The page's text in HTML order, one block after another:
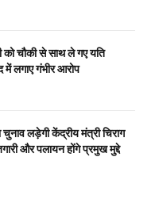
को चौकी से साथ ले गए यति
में लगाए गंभीर आरोप
लड़ेगी केंद्रीय मंत्री चिराग
और पलायन होंगे प्रमुख मुद्दे